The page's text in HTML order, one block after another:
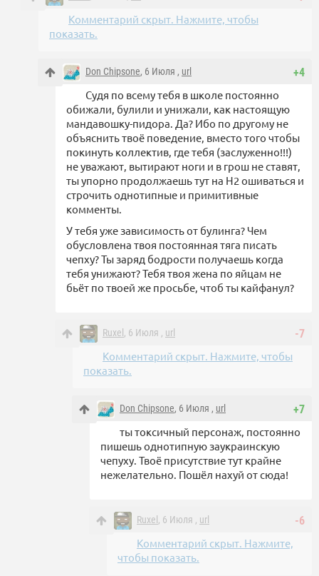
Комментарий скрыт. Нажмите, чтобы
показать.
+4
Don Chipsone, 6 Июля , url
Судя по всему тебя в школе постоянно
обижали, булили и унижали, как настоящую
мандавошку-пидора. Да? Ибо по другому не
объяснить твоё поведение, вместо того чтобы
покинуть коллектив, где тебя (заслуженно!!!)
не уважают, вытирают ноги и в грош не ставят,
ты упорно продолжаешь тут на Н2 ошиваться и
строчить однотипные и примитивные
комменты.
У тебя уже зависимость от булинга? Чем
обусловлена твоя постоянная тяга писать
чепху? Ты заряд бодрости получаешь когда
тебя унижают? Тебя твоя жена по яйцам не
бьёт по твоей же просьбе, чтоб ты кайфанул?
-7
Ruxel , 6 Июля , url
Комментарий скрыт. Нажмите, чтобы
показать.
+7
Don Chipsone, 6 Июля , url
ты токсичный персонаж, постоянно
пишешь однотипную заукраинскую
чепуху. Твоё присутствие тут крайне
нежелательно. Пошёл нахуй от сюда!
-6
Ruxel , 6 Июля , url
Комментарий скрыт. Нажмите,
чтобы показать.